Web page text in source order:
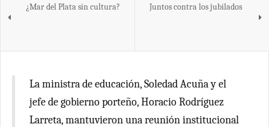
¿Mar del Plata sin cultura? Juntos contra los jubilados
La ministra de educación, Soledad Acuña y el
jefe de gobierno porteño, Horacio Rodríguez
Larreta, mantuvieron una reunión institucional